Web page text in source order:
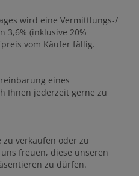
wird eine Vermittlungs-/
3,6% (inklusive 20%
vom Käufer fällig.
eines
Ihnen jederzeit gerne zu
verkaufen oder zu
freuen, diese unseren
zu dürfen.